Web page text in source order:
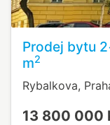
Prodej bytu
m2
Rybalkova,
13 800 000